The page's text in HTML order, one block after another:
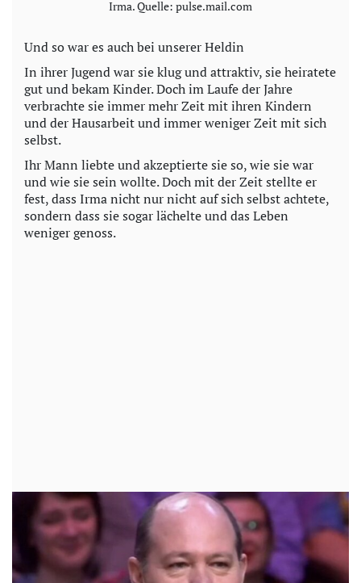
Irma. Quelle: pulse.mail.com
Und so war es auch bei unserer Heldin
In ihrer Jugend war sie klug und attraktiv, sie heiratete
gut und bekam Kinder. Doch im Laufe der Jahre
verbrachte sie immer mehr Zeit mit ihren Kindern
und der Hausarbeit und immer weniger Zeit mit sich
selbst.
Ihr Mann liebte und akzeptierte sie so, wie sie war
und wie sie sein wollte. Doch mit der Zeit stellte er
fest, dass Irma nicht nur nicht auf sich selbst achtete,
sondern dass sie sogar lächelte und das Leben
weniger genoss.